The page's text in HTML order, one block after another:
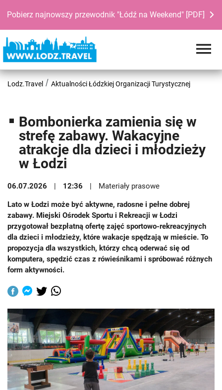
Pobierz najnowszy przewodnik "Łódź na Weekend" [PDF]
Lodz.Travel Aktualności Łódzkiej Organizacji Turystycznej
Bombonierka zamienia się w
strefę zabawy. Wakacyjne
atrakcje dla dzieci i młodzieży
w Łodzi
06.07.2026 12:36 Materiały prasowe
Lato w Łodzi może być aktywne, radosne i pełne dobrej
zabawy. Miejski Ośrodek Sportu i Rekreacji w Łodzi
przygotował bezpłatną ofertę zajęć sportowo-rekreacyjnych
dla dzieci i młodzieży, które wakacje spędzają w mieście. To
propozycja dla wszystkich, którzy chcą oderwać się od
komputera, spędzić czas z rówieśnikami i spróbować różnych
form aktywności.